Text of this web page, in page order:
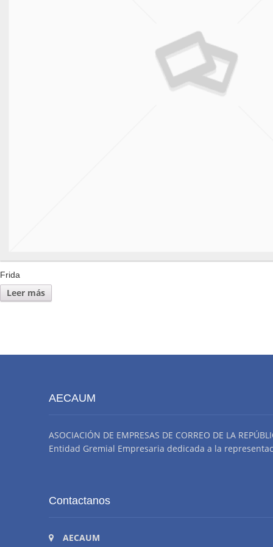
Frida
Leer más
AECAUM
ASOCIACIÓN DE EMPRESAS DE CORREO DE LA
Entidad Gremial Empresaria dedicada a la
Contactanos
AECAUM